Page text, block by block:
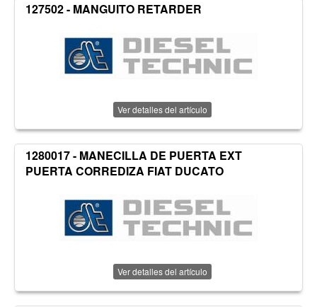
127502 - MANGUITO RETARDER
Ver detalles del artículo
1280017 - MANECILLA DE PUERTA EXT
PUERTA CORREDIZA FIAT DUCATO
Ver detalles del artículo